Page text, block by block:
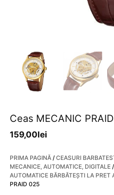
Ceas MECANIC
159,00lei
PRIMA PAGINĂ / CEASURI
MECANICE, AUTOMATICE, DIGITALE /
AUTOMATICE BĂRBĂTEȘTI LA PRET
PRAID 025